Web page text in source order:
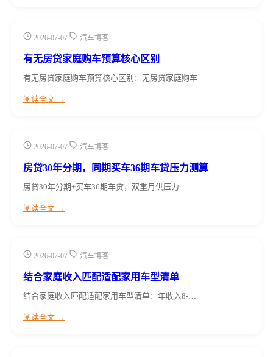
2026-07-07 汽车博客
有无房贷家庭购车预算核心区别
有无房贷家庭购车预算核心区别：无房贷家庭购车…
阅读全文 →
2026-07-07 汽车博客
房贷30年分期，同期买车36期车贷压力测算
房贷30年分期+买车36期车贷，双重月供压力…
阅读全文 →
2026-07-07 汽车博客
结合家庭收入匹配适配家用车型清单
结合家庭收入匹配适配家用车型清单：年收入8-…
阅读全文 →